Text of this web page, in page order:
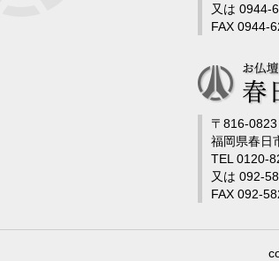
又は 0944-
FAX 0944-
〒816-0823
福岡県春日
TEL 0120-
又は 092-
FAX 092-